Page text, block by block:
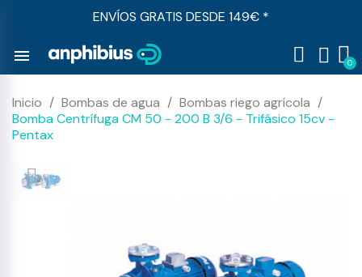
ENVÍOS GRATIS DESDE 149€ *
menu
Inicio Bombas de agua
Bombas riego agrícola
Bomba Centrífuga CM 50 - 200 B 3/6 - Trifásico 15cv -
Pentax